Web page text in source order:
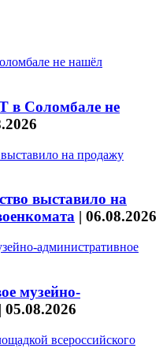
в Соломбале не
выставило на
| 06.08.2026
музейно-
| 05.08.2026